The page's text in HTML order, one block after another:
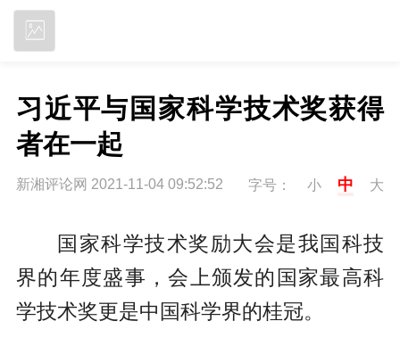
习近平与国家科学技术奖获得
者在一起
新湘评论网 2021-11-04 09:52:52 字号： 小 中 大
国家科学技术奖励大会是我国科技
界的年度盛事，会上颁发的国家最高科
学技术奖更是中国科学界的桂冠。